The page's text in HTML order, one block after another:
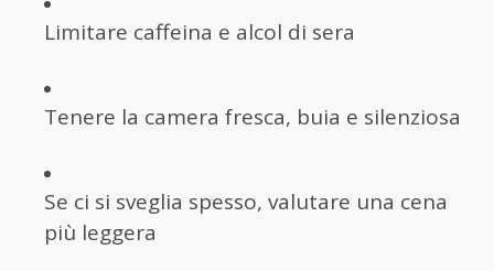
Limitare caffeina e alcol di sera
Tenere la camera fresca, buia e silenziosa
Se ci si sveglia spesso, valutare una cena
più leggera